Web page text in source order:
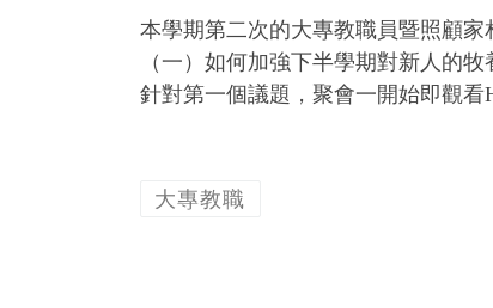
本學期第二次的大專教職員暨照顧
（一）如何加強下半學期對新人的
針對第一個議題，聚會一開始即觀看
大專教職